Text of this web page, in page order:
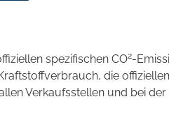
spezifischen CO2-
die
Verkaufsstellen und bei